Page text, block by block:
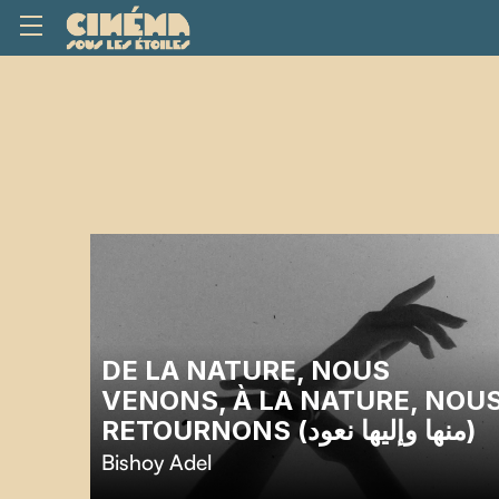
DE LA NATURE, NOUS
VENONS, À LA NATURE,
RETOURNONS (منها وإليها نعود)
Bishoy Adel